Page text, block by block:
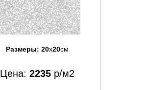
Размеры: 20x20см
Цена: 2235 р/м2